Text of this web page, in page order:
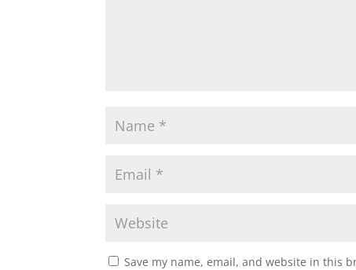
Save my name, email, and website in this